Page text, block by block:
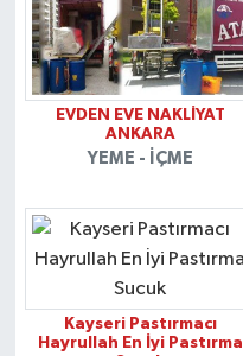
EVDEN EVE NAKLİYAT
ANKARA
YEME - İÇME
Kayseri Pastırmacı
Hayrullah En İyi Pastırma